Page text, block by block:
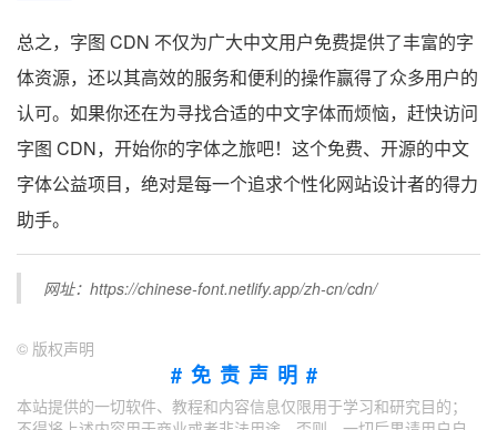
总之，字图 CDN 不仅为广大中文用户免费提供了丰富的字
体资源，还以其高效的服务和便利的操作赢得了众多用户的
认可。如果你还在为寻找合适的中文字体而烦恼，赶快访问
字图 CDN，开始你的字体之旅吧！这个免费、开源的中文
字体公益项目，绝对是每一个追求个性化网站设计者的得力
助手。
网址：https://chinese-font.netlify.app/zh-cn/cdn/
© 版权声明
#免责声明#
本站提供的一切软件、教程和内容信息仅限用于学习和研究目的；